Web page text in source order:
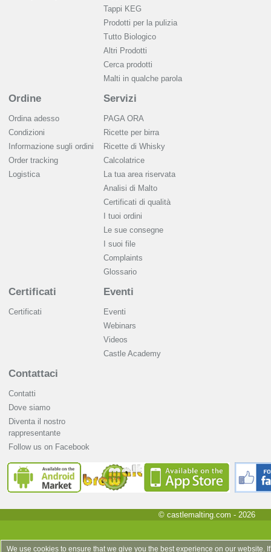
Tappi KEG
Prodotti per la pulizia
Tutto Biologico
Altri Prodotti
Cerca prodotti
Malti in qualche parola
Ordine
Ordina adesso
Condizioni
Informazione sugli ordini
Order tracking
Logistica
Servizi
PAGA ORA
Ricette per birra
Ricette di Whisky
Calcolatrice
La tua area riservata
Analisi di Malto
Сertificati di qualità
I tuoi ordini
Le sue consegne
I suoi file
Complaints
Glossario
Certificati
Certificati
Eventi
Eventi
Webinars
Videos
Castle Academy
Contattaci
Contatti
Dove siamo
Diventa il nostro
rappresentante
Follow us on Facebook
© castlemalting.com - 2026
We use cookies to ensure that we give you the best experience on our website. If